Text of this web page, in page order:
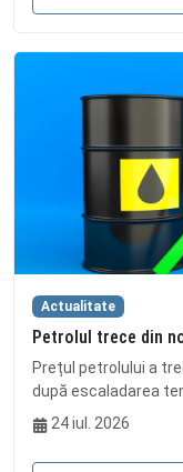
Actualitate
Petrolul trece din
Prețul petrolului a
după escaladarea
24 iul. 2026